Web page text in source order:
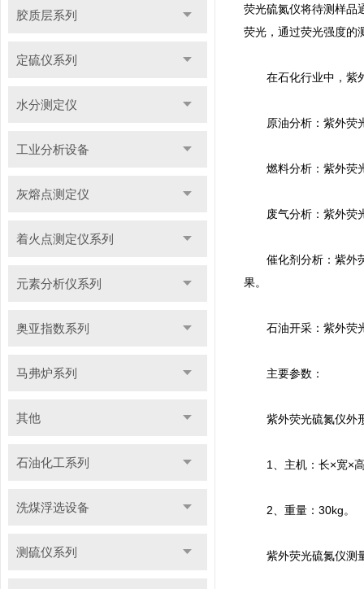
胶质层系列
定硫仪系列
水分测定仪
工业分析设备
灰熔点测定仪
着火点测定仪系列
元素分析仪系列
奥亚指数系列
马弗炉系列
其他
石油化工系列
洗煤浮选设备
测硫仪系列
荧光硫氮仪将待测样品
荧光，通过荧光强度的
在石化行业中，紫外
原油分析：紫外荧光
燃料分析：紫外荧光
废气分析：紫外荧光
催化剂分析：紫外荧
果。
石油开采：紫外荧光
主要参数：
紫外荧光硫氮仪外
1、主机：长×宽×高
2、重量：30kg。
紫外荧光硫氮仪测